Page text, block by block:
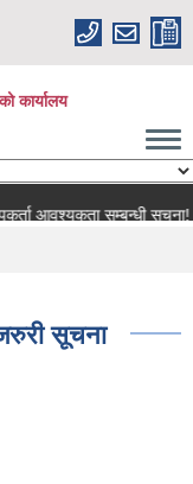
कार्यालय
सम्बन्धी सूचना!
सूचना